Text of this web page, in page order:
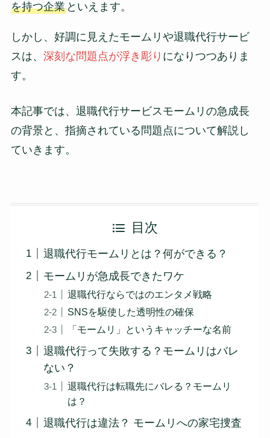
を持つ企業といえます。
しかし、好調に見えたモームリや退職代行サービ
スは、 深刻な問題点が浮き彫り になりつつありま
す。
本記事では、退職代行サービスモームリの急成長
の背景と、指摘されている問題点について解説し
ていきます。
目次
退職代行モームリとは？何ができる？
モームリが急成長できたワケ
退職代行ならではのエンタメ戦略
SNSを駆使した透明性の確保
「モームリ」というキャッチーな名前
退職代行って失敗する？モームリはバレ
ない？
退職代行は転職先にバレる？モームリ
は？
退職代行は違法？ モームリへの家宅捜査